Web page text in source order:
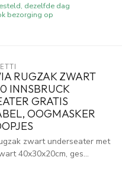
dezelfde dag
bezorging op
RUGZAK ZWART
INNSBRUCK
GRATIS
OOGMASKER
zwart underseater met
40x30x20cm, ges...